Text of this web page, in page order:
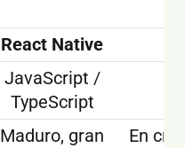
React Native
JavaScript /
TypeScript
Maduro, gran
En